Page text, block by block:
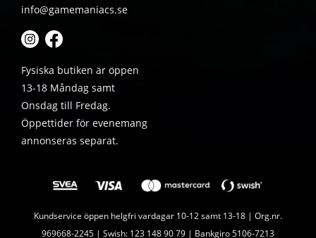
info@gamemaniacs.se
Fysiska butiken är öppen
13-18 Måndag samt
Onsdag till Fredag.
Öppettider för evenemang
annonseras separat.
Kundservice öppen helgfri vardagar 10-12 samt 13-18 | Org.nr.
969668-2245 | Swish: 123 148 90 79 | Bankgiro 5106-7213